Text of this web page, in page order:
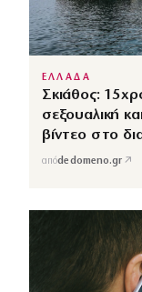
ΕΛΛΑΔΑ
Σκιάθος:
σεξουαλική
βίντεο στο
απόdedomeno.gr ↗